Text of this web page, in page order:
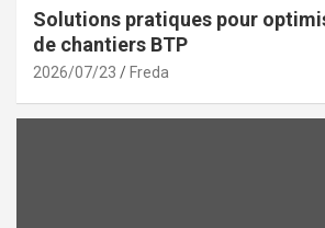
Solutions pratiques pour
de chantiers BTP
2026/07/23 Freda